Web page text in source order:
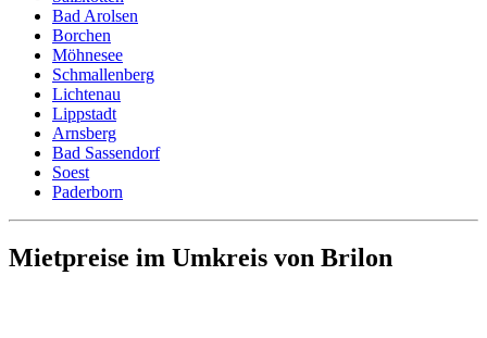
Bad Arolsen
Borchen
Möhnesee
Schmallenberg
Lichtenau
Lippstadt
Arnsberg
Bad Sassendorf
Soest
Paderborn
Mietpreise im Umkreis von Brilon